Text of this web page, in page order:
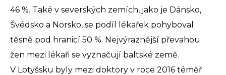
46 %. Také v severských zemích, jako je Dánsko,
Švédsko a Norsko, se podíl lékařek pohyboval
těsně pod hranicí 50 %. Nejvýraznější převahou
žen mezi lékaři se vyznačují baltské země.
V Lotyšsku byly mezi doktory v roce 2016 téměř